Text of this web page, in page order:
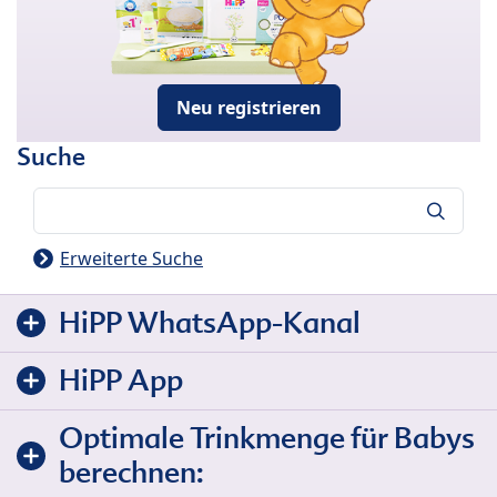
Neu registrieren
Suche
Erweiterte Suche
HiPP WhatsApp-Kanal
HiPP App
Optimale Trinkmenge für Babys
berechnen: